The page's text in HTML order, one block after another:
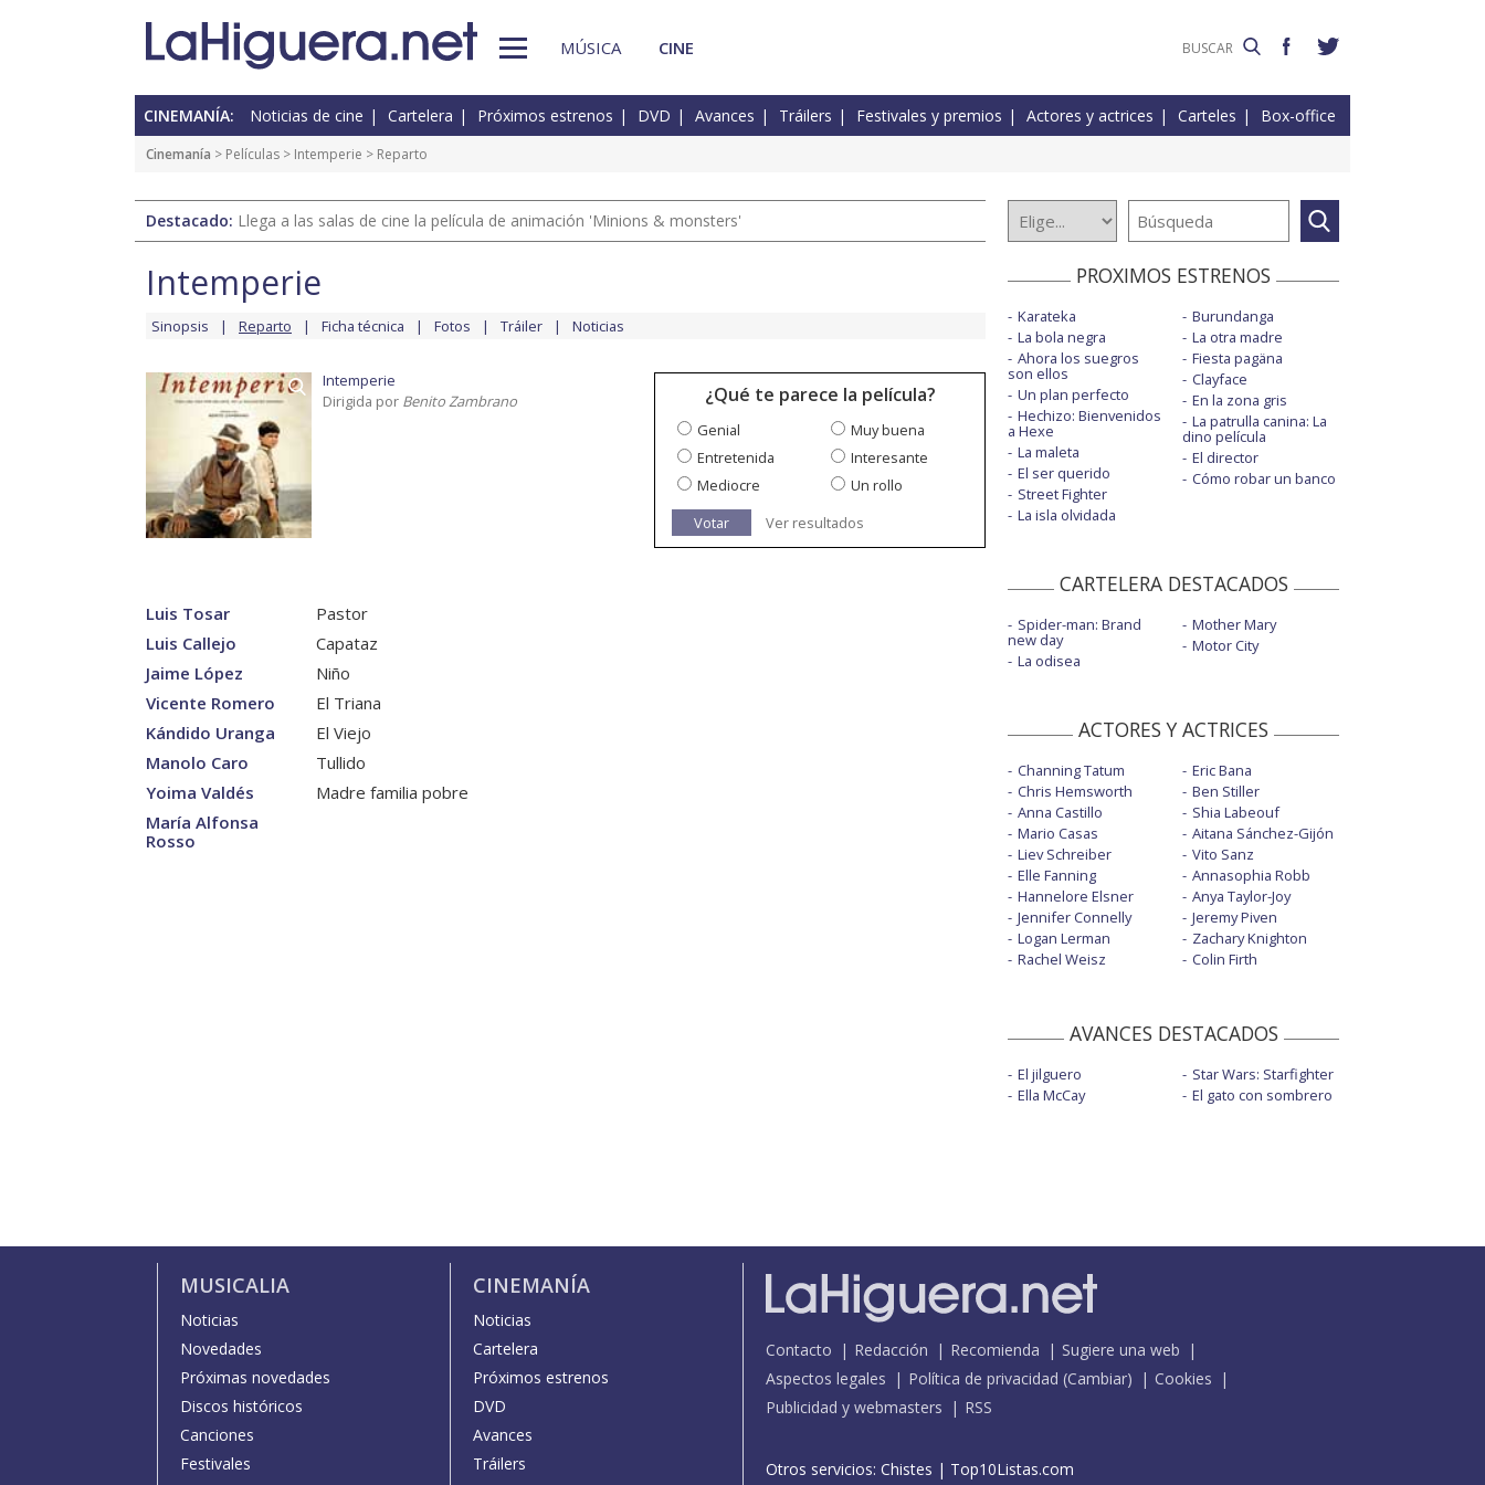
MÚSICA CINE
CINEMANÍA: Noticias de cine Cartelera Próximos estrenos DVD Avances Tráilers Festivales y premios Actores y actrices Carteles Box-office
Cinemanía > Películas > Intemperie > Reparto
Destacado: Llega a las salas de cine la película de animación 'Minions & monsters'
Intemperie
Sinopsis Reparto Ficha técnica Fotos Tráiler Noticias
Intemperie
Dirigida por Benito Zambrano ¿Qué te parece la película?
Genial
Muy buena
Entretenida
Interesante
Mediocre
Un rollo
Votar
Ver resultados
Luis Tosar
Pastor
Luis Callejo
Capataz
Jaime López
Niño
Vicente Romero
El Triana
Kándido Uranga
El Viejo
Manolo Caro
Tullido
Yoima Valdés
Madre familia pobre
María Alfonsa
Rosso
PROXIMOS ESTRENOS
Karateka
La bola negra
Ahora los suegros
son ellos
Un plan perfecto
Hechizo: Bienvenidos
a Hexe
La maleta
El ser querido
Street Fighter
La isla olvidada
Burundanga
La otra madre
Fiesta pagäna
Clayface
En la zona gris
La patrulla canina: La
dino película
El director
Cómo robar un banco
CARTELERA DESTACADOS
Spider-man: Brand
new day
La odisea
Mother Mary
Motor City
ACTORES Y ACTRICES
Channing Tatum
Chris Hemsworth
Anna Castillo
Mario Casas
Liev Schreiber
Elle Fanning
Hannelore Elsner
Jennifer Connelly
Logan Lerman
Rachel Weisz
Eric Bana
Ben Stiller
Shia Labeouf
Aitana Sánchez-Gijón
Vito Sanz
Annasophia Robb
Anya Taylor-Joy
Jeremy Piven
Zachary Knighton
Colin Firth
AVANCES DESTACADOS
El jilguero
Ella McCay
Star Wars: Starfighter
El gato con sombrero
MUSICALIA
Noticias
Novedades
Próximas novedades
Discos históricos
Canciones
Festivales
CINEMANÍA
Noticias
Cartelera
Próximos estrenos
DVD
Avances
Tráilers
Contacto Redacción Recomienda
Sugiere una web
Aspectos legales
Política de privacidad (Cambiar)
Cookies
Publicidad y webmasters
RSS
Otros servicios: Chistes | Top10Listas.com